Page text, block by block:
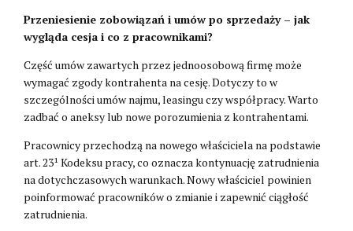
Przeniesienie zobowiązań i umów po sprzedaży – jak
wygląda cesja i co z pracownikami?
Część umów zawartych przez jednoosobową firmę może
wymagać zgody kontrahenta na cesję. Dotyczy to w
szczególności umów najmu, leasingu czy współpracy. Warto
zadbać o aneksy lub nowe porozumienia z kontrahentami.
Pracownicy przechodzą na nowego właściciela na podstawie
art. 23¹ Kodeksu pracy, co oznacza kontynuację zatrudnienia
na dotychczasowych warunkach. Nowy właściciel powinien
poinformować pracowników o zmianie i zapewnić ciągłość
zatrudnienia.